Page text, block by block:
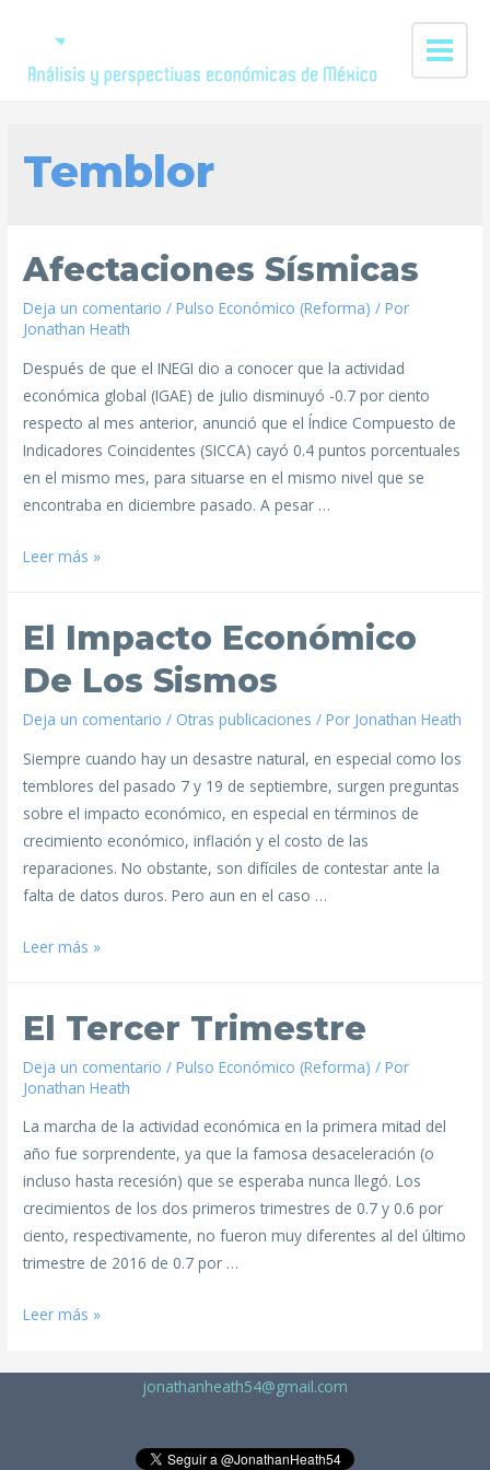
Temblor
Afectaciones Sísmicas
Deja un comentario /Pulso Económico (Reforma) / Por
Jonathan Heath
Después de que el INEGI dio a conocer que la actividad
económica global (IGAE) de julio disminuyó -0.7 por ciento
respecto al mes anterior, anunció que el Índice Compuesto de
Indicadores Coincidentes (SICCA) cayó 0.4 puntos porcentuales
en el mismo mes, para situarse en el mismo nivel que se
encontraba en diciembre pasado. A pesar …
Leer más »
El Impacto Económico
De Los Sismos
Deja un comentario / Otras publicaciones / Por Jonathan Heath
Siempre cuando hay un desastre natural, en especial como los
temblores del pasado 7 y 19 de septiembre, surgen preguntas
sobre el impacto económico, en especial en términos de
crecimiento económico, inflación y el costo de las
reparaciones. No obstante, son difíciles de contestar ante la
falta de datos duros. Pero aun en el caso …
Leer más »
El Tercer Trimestre
Deja un comentario /Pulso Económico (Reforma) / Por
Jonathan Heath
La marcha de la actividad económica en la primera mitad del
año fue sorprendente, ya que la famosa desaceleración (o
incluso hasta recesión) que se esperaba nunca llegó. Los
crecimientos de los dos primeros trimestres de 0.7 y 0.6 por
ciento, respectivamente, no fueron muy diferentes al del último
trimestre de 2016 de 0.7 por …
Leer más »
jonathanheath54@gmail.com